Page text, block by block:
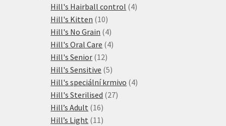
produktů
Hill's Hairball control 44
Hill's Kitten 1010
produktů
Hill's No Grain 44
produkty
Hill's Oral Care 44
Hill's Senior 1212
produktů
Hill's Sensitive 55
produktů
Hill's speciální krmivo 44
Hill's Sterilised 2727
Hill’s Adult 1616
produktů
Hill’s Light 11 11